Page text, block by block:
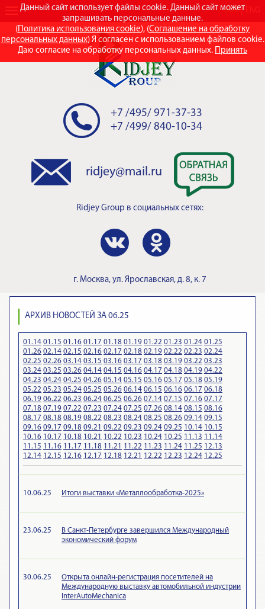
Данный сайт использует файлы cookie. Данный сайт может
запрашивать персональные данные.
(Политика использования cookie), (Соглашение на обработку
персональных данных) Я согласен с использованием файлов cookie.
Даю согласие на обработку персональных данных. Принять
RUS
+7 /495/ 971-37-33
+7 /499/ 840-10-34
ridjey@mail.ru
Ridjey Group в социальных сетях:
г. Москва, ул. Ярославская, д. 8, к. 7
АРХИВ НОВОСТЕЙ ЗА 06.25
01.14 01.15 01.16 01.17 01.18 01.19 01.22 01.23 01.24 01.25
01.26 02.14 02.15 02.16 02.17 02.18 02.19 02.22 02.23 02.24
02.25 02.26 03.14 03.15 03.16 03.17 03.18 03.19 03.22 03.23
03.24 03.25 03.26 04.14 04.15 04.16 04.17 04.18 04.19 04.22
04.23 04.24 04.25 04.26 05.14 05.15 05.16 05.17 05.18 05.19
05.22 05.23 05.24 05.25 05.26 06.14 06.15 06.16 06.17 06.18
06.19 06.22 06.23 06.24 06.25 06.26 07.14 07.15 07.16 07.17
07.18 07.19 07.22 07.23 07.24 07.25 07.26 08.14 08.15 08.16
08.17 08.18 08.19 08.22 08.23 08.24 08.25 08.26 09.14 09.15
09.16 09.17 09.18 09.21 09.22 09.23 09.24 09.25 10.14 10.15
10.16 10.17 10.18 10.21 10.22 10.23 10.24 10.25 11.13 11.14
11.15 11.16 11.17 11.18 11.21 11.22 11.23 11.24 11.25 12.13
12.14 12.15 12.16 12.17 12.18 12.21 12.22 12.23 12.24 12.25
10.06.25 Итоги выставки «Металлообработка-2025»
23.06.25
В Санкт-Петербурге завершился Международный
экономический форум
30.06.25
Открыта онлайн-регистрация посетителей на
Международную выставку автомобильной индустрии
InterAutoMechanica